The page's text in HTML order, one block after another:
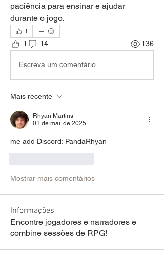
paciência para ensinar e ajudar
durante o jogo.
1
1 14 136
Escreva um comentário
Mais recente
Rhyan Martins
01 de mai. de 2025
me add Discord: PandaRhyan
Mostrar mais comentários
Informações
Encontre jogadores e narradores e
combine sessões de RPG!